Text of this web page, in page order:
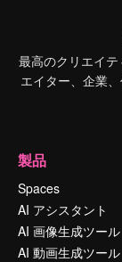
最高のクリエイ
エイター、企業
製品
Spaces
AI アシスタント
AI 画像生成ツール
AI 動画生成ツール